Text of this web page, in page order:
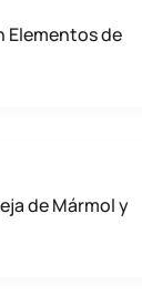
de
de Mármol y